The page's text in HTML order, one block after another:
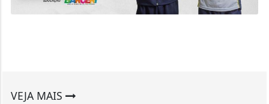
VEJA MAIS